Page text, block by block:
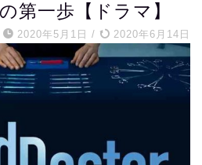
第一歩【ドラマ】
2020年5月1日 / 2020年6月14日